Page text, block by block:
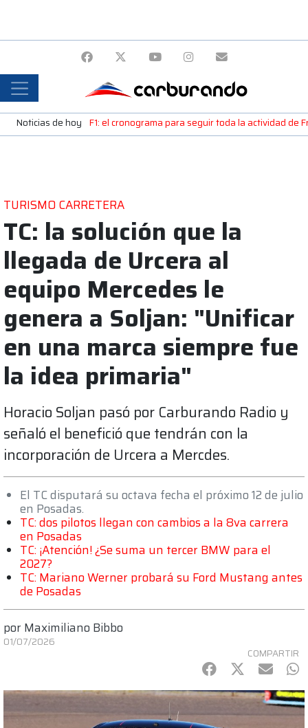
Noticias de hoy F1: el cronograma para seguir toda la actividad de
TURISMO CARRETERA
TC: la solución que la
llegada de Urcera al
equipo Mercedes le
genera a Soljan: "Unificar
en una marca siempre fue
la idea primaria"
Horacio Soljan pasó por Carburando Radio y
señaló el benefició que tendrán con la
incorporación de Urcera a Mercdes.
El TC disputará su octava fecha el próximo 12 de julio
en Posadas.
TC: dos pilotos llegan con cambios a la 8va carrera
en Posadas
TC: ¡Atención! ¿Se suma un tercer BMW para el
2027?
TC: Mariano Werner probará su Ford Mustang antes
de Posadas
por Maximiliano Bibbo
01/07/2026
COMPARTIR
Facebook
Twitter
mail